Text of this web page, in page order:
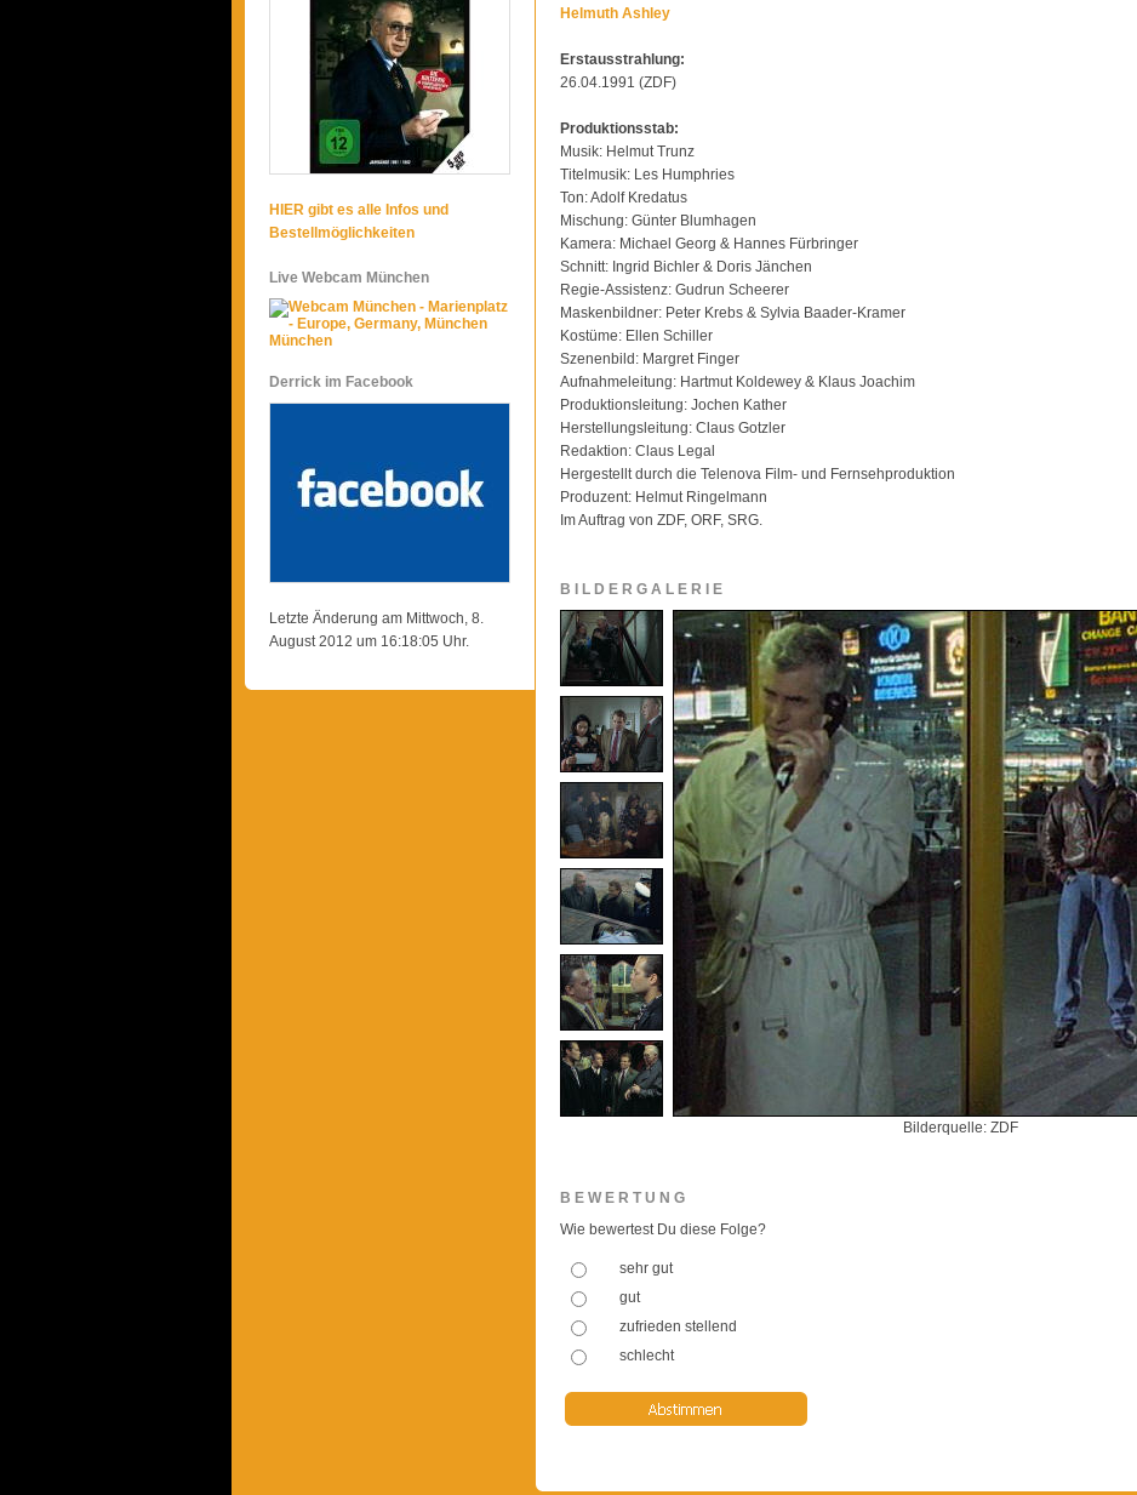
HIER gibt es alle Infos und
Bestellmöglichkeiten
Live Webcam München
München
Derrick im Facebook
Letzte Änderung am Mittwoch, 8.
August 2012 um 16:18:05 Uhr.
Helmuth Ashley
Erstausstrahlung:
26.04.1991 (ZDF)
Produktionsstab:
Musik: Helmut Trunz
Titelmusik: Les Humphries
Ton: Adolf Kredatus
Mischung: Günter Blumhagen
Kamera: Michael Georg & Hannes Fürbringer
Schnitt: Ingrid Bichler & Doris Jänchen
Regie-Assistenz: Gudrun Scheerer
Maskenbildner: Peter Krebs & Sylvia Baader-Kramer
Kostüme: Ellen Schiller
Szenenbild: Margret Finger
Aufnahmeleitung: Hartmut Koldewey & Klaus Joachim
Produktionsleitung: Jochen Kather
Herstellungsleitung: Claus Gotzler
Redaktion: Claus Legal
Hergestellt durch die Telenova Film- und Fernsehproduktion
Produzent: Helmut Ringelmann
Im Auftrag von ZDF, ORF, SRG.
BILDERGALERIE
Bilderquelle: ZDF
BEWERTUNG
Wie bewertest Du diese Folge?
sehr gut
gut
zufrieden stellend
schlecht